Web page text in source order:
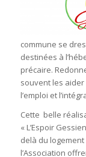
commune se
destinées à
précaire.
souvent les
l’emploi et
Cette belle
« L’Espoir
delà du
l’Association